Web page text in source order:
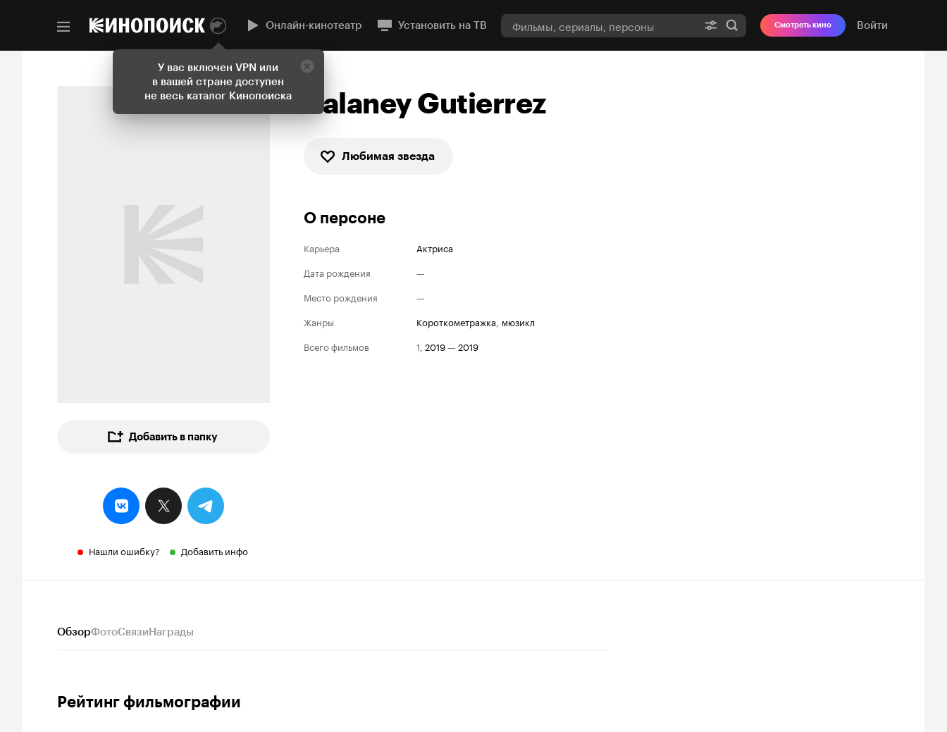
У вас включен VPN или
в вашей стране доступен
не весь каталог Кинопоиска
Онлайн-кинотеатр Установить на ТВ Смотреть кино Войти
Добавить в папку
Нашли ошибку? Добавить инфо
Valaney Gutierrez
Любимая звезда
О персоне
Карьера
Актриса
Дата рождения
—
Место рождения
—
Жанры
короткометражка, мюзикл
Всего фильмов
1, 2019— 2019
ОбзорФотоСвязиНаграды
Рейтинг фильмографии